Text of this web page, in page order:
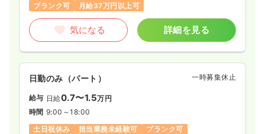
ブランク可
月給37万円以上可
気になる 詳細を見る
日勤のみ（パート） 一時募集休止
給与 日給0.7〜1.5万円
時間 9:00～18:00
土日祝休み
担当業務未経験可 ブランク可